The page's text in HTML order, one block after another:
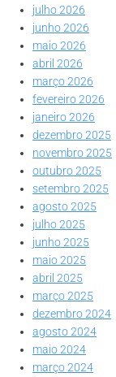
julho 2026
junho 2026
maio 2026
abril 2026
março 2026
fevereiro 2026
janeiro 2026
dezembro 2025
novembro 2025
outubro 2025
setembro 2025
agosto 2025
julho 2025
junho 2025
maio 2025
abril 2025
março 2025
dezembro 2024
agosto 2024
maio 2024
março 2024